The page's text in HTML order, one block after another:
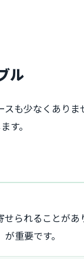
ル
も少なくあり
す。
られることがあ
重要です。